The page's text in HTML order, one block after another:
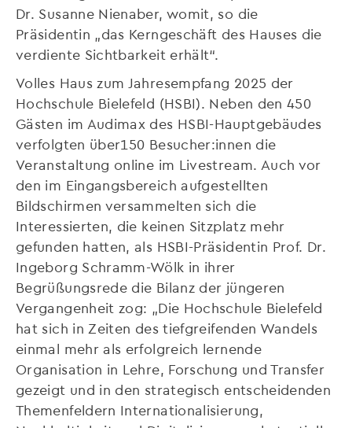
Dr. Susanne Nienaber, womit, so die
Präsidentin „das Kerngeschäft des Hauses die
verdiente Sichtbarkeit erhält“.
Volles Haus zum Jahresempfang 2025 der
Hochschule Bielefeld (HSBI). Neben den 450
Gästen im Audimax des HSBI-Hauptgebäudes
verfolgten über150 Besucher:innen die
Veranstaltung online im Livestream. Auch vor
den im Eingangsbereich aufgestellten
Bildschirmen versammelten sich die
Interessierten, die keinen Sitzplatz mehr
gefunden hatten, als HSBI-Präsidentin Prof. Dr.
Ingeborg Schramm-Wölk in ihrer
Begrüßungsrede die Bilanz der jüngeren
Vergangenheit zog: „Die Hochschule Bielefeld
hat sich in Zeiten des tiefgreifenden Wandels
einmal mehr als erfolgreich lernende
Organisation in Lehre, Forschung und Transfer
gezeigt und in den strategisch entscheidenden
Themenfeldern Internationalisierung,